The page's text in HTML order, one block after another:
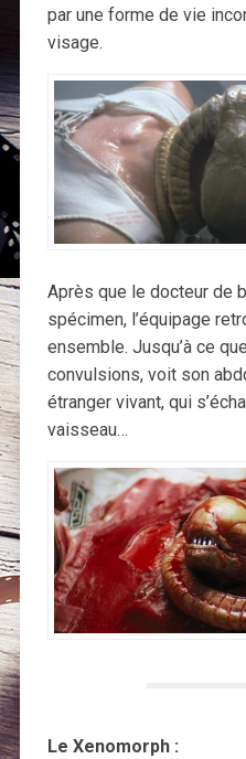
par une forme de vie
visage.
Après que le docteur de
spécimen, l’équipage
ensemble. Jusqu’à ce que
convulsions, voit son
étranger vivant, qui
vaisseau…
Le Xenomorph :